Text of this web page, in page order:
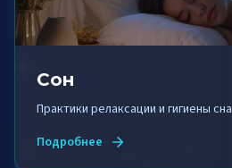
Сон
Практики релаксации и гигиены сна
Подробнее